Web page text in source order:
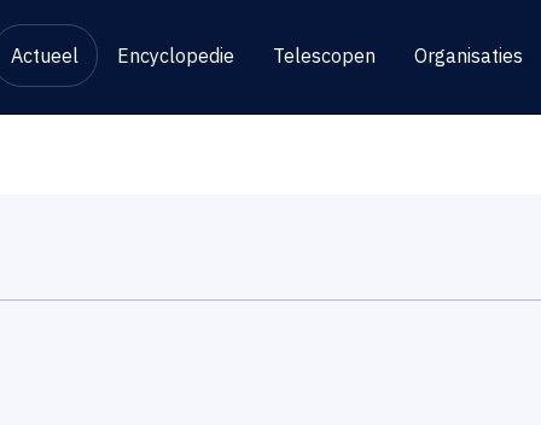
Actueel Encyclopedie Telescopen Organisaties